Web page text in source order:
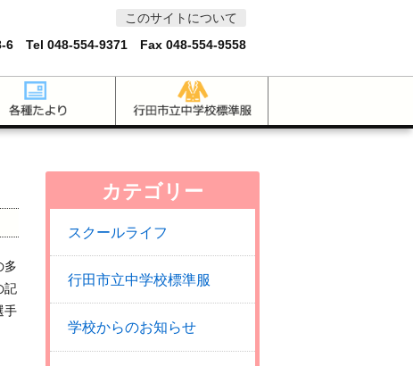
このサイトについて
6 Tel 048-554-9371 Fax 048-554-9558
多
記
手
カテゴリー
スクールライフ
行田市立中学校標準服
学校からのお知らせ